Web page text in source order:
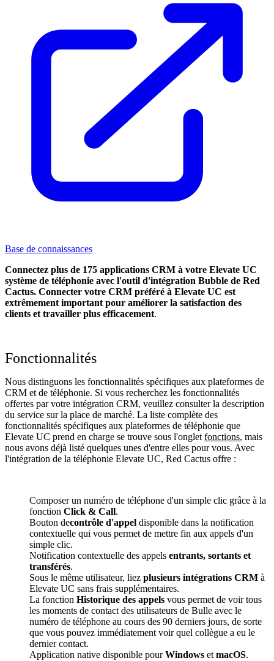
Base de connaissances
Connectez plus de 175 applications CRM à votre Elevate UC
système de téléphonie avec l'outil d'intégration Bubble de Red
Cactus. Connecter votre CRM préféré à Elevate UC est
extrêmement important pour améliorer la satisfaction des
clients et travailler plus efficacement.
Fonctionnalités
Nous distinguons les fonctionnalités spécifiques aux plateformes de
CRM et de téléphonie. Si vous recherchez les fonctionnalités
offertes par votre intégration CRM, veuillez consulter la description
du service sur la place de marché. La liste complète des
fonctionnalités spécifiques aux plateformes de téléphonie que
Elevate UC prend en charge se trouve sous l'onglet fonctions, mais
nous avons déjà listé quelques unes d'entre elles pour vous. Avec
l'intégration de la téléphonie Elevate UC, Red Cactus offre :
Composer un numéro de téléphone d'un simple clic grâce à la
fonction Click & Call.
Bouton decontrôle d'appel disponible dans la notification
contextuelle qui vous permet de mettre fin aux appels d'un
simple clic.
Notification contextuelle des appels entrants, sortants et
transférés.
Sous le même utilisateur, liez plusieurs intégrations CRM à
Elevate UC sans frais supplémentaires.
La fonction Historique des appels vous permet de voir tous
les moments de contact des utilisateurs de Bulle avec le
numéro de téléphone au cours des 90 derniers jours, de sorte
que vous pouvez immédiatement voir quel collègue a eu le
dernier contact.
Application native disponible pourWindows et macOS.